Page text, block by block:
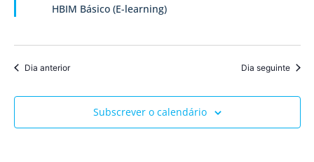
HBIM Básico (E-learning)
Dia anterior Dia seguinte
Subscrever o calendário